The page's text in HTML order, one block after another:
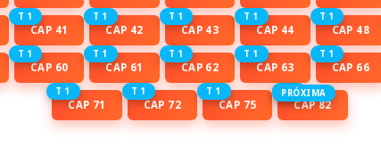
T 1
CAP 41
T 1
CAP 42
T 1
CAP 43
T 1
CAP 44
T 1
CAP 48
T 1
CAP 60
T 1
CAP 61
T 1
CAP 62
T 1
CAP 63
T 1
CAP 66
T 1
CAP 71
T 1
CAP 72
T 1
CAP 75
T 1
PRÓXIMA
CAP 82